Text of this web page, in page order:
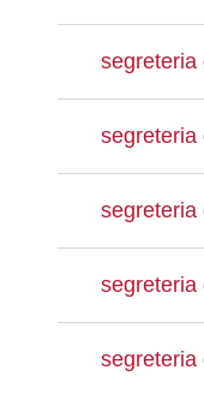
segreteria
segreteria
segreteria
segreteria
segreteria